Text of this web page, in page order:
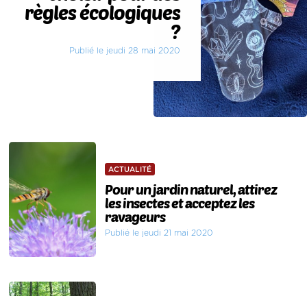
règles écologiques
?
Publié le jeudi 28 mai 2020
ACTUALITÉ
Pour un jardin naturel, attirez
les insectes et acceptez les
ravageurs
Publié le jeudi 21 mai 2020